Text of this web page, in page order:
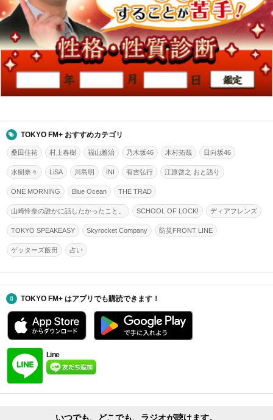
TOKYO FM+ おすすめカテゴリ
桑田佳祐 村上春樹 福山雅治 乃木坂46 木村拓哉 日向坂46
水樹奈々 LiSA 川島明 INI 有吉弘行 江原啓之 おと語り
ONE MORNING Blue Ocean THE TRAD
山崎怜奈の誰かに話したかったこと。 SCHOOL OF LOCK! ディアフレンズ
TOKYO SPEAKEASY Skyrocket Company 防災FRONT LINE
ゲッターズ飯田 占い
TOKYO FM+ はアプリでも購読できます！
Line
いつでも、どこでも、ラジオが聴けます。